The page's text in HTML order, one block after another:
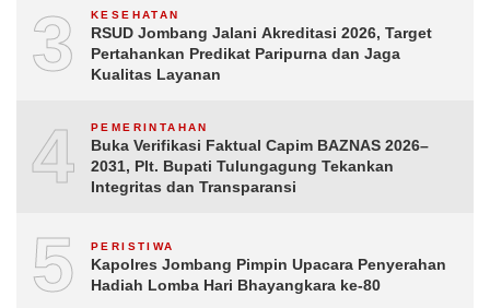
3 KESEHATAN
RSUD Jombang Jalani Akreditasi 2026, Target
Pertahankan Predikat Paripurna dan Jaga
Kualitas Layanan
4 PEMERINTAHAN
Buka Verifikasi Faktual Capim BAZNAS 2026–
2031, Plt. Bupati Tulungagung Tekankan
Integritas dan Transparansi
5 PERISTIWA
Kapolres Jombang Pimpin Upacara Penyerahan
Hadiah Lomba Hari Bhayangkara ke-80